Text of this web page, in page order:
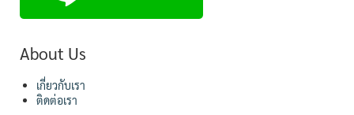
About Us
เกี่ยวกับเรา
ติดต่อเรา